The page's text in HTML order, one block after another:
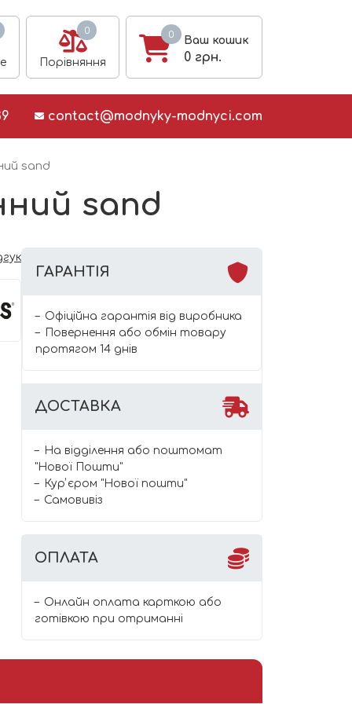
0
Порівняння
0
Ваш кошик
0 грн.
contact@modnyky-modnyci.com
sand
sand
ГАРАНТІЯ
Офіційна гарантія від виробника
Повернення або обмін товару
протягом 14 днів
ДОСТАВКА
На відділення або поштомат
"Нової Пошти"
Курʼєром "Нової пошти"
Самовивіз
ОПЛАТА
Онлайн оплата карткою або
готівкою при отриманні